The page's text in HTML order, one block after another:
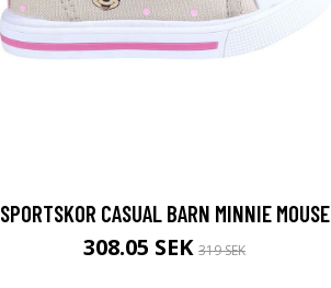
SPORTSKOR CASUAL BARN MINNIE MOUSE
308.05 SEK 319 SEK